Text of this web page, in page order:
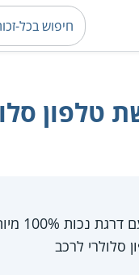
טלפון
סלולרי לרכב